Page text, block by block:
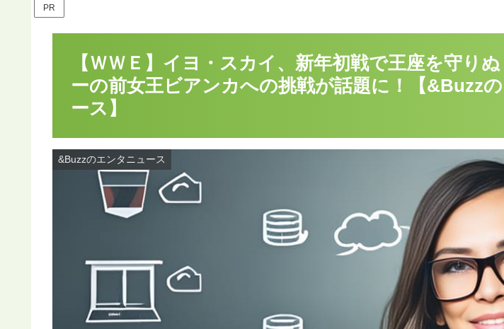
PR
【ＷＷＥ】イヨ・スカイ、新年初戦で王座を守り
ーの前女王ビアンカへの挑戦が話題に！【&Buzz
ース】
&Buzzのエンタニュース